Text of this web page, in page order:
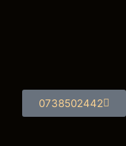
0738502442